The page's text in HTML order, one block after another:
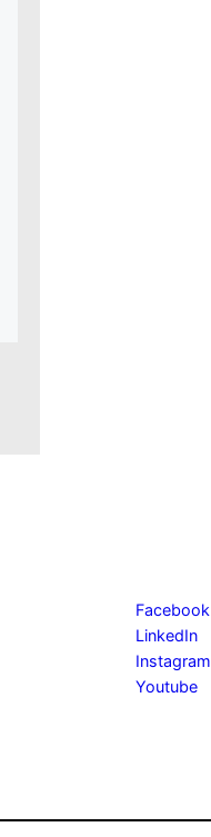
Facebook
LinkedIn
Instagram
Youtube